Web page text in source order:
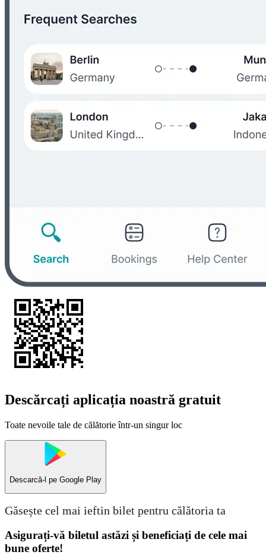
Descărcați aplicația noastră gratuit
Toate nevoile tale de călătorie într-un singur loc
Descarcă-l pe Google Play
Găsește cel mai ieftin bilet pentru călătoria ta
Asigurați-vă biletul astăzi și beneficiați de cele mai
bune oferte!